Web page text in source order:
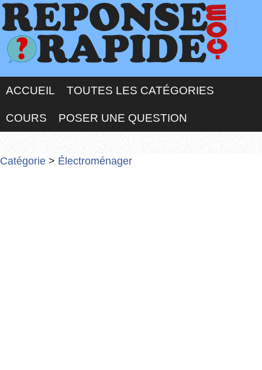
ACCUEIL TOUTES LES CATÉGORIES
COURS POSER UNE QUESTION
Catégorie > Électroménager